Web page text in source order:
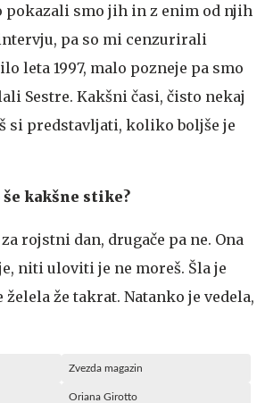
pokazali smo jih in z enim od njih
pa so mi cenzurirali
leta 1997, malo pozneje pa smo
Sestre. Kakšni časi, čisto nekaj
si predstavljati, koliko boljše je
kakšne stike?
rojstni dan, drugače pa ne. Ona
niti uloviti je ne moreš. Šla je
že takrat. Natanko je vedela,
Zvezda magazin
Oriana Girotto